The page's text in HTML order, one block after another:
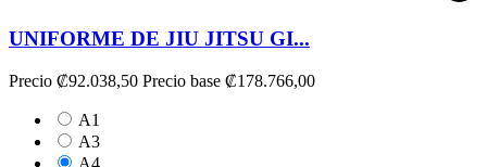
UNIFORME DE JIU JITSU GI...
Precio ₡92.038,50 Precio base ₡178.766,00
A1
A3
A4